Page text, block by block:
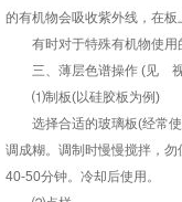
的有机物会吸收紫外线，在
有时对于特殊有机物使用
三、薄层色谱操作 (见
⑴制板(以硅胶板为例)
选择合适的玻璃板(经常
调成糊。调制时慢慢搅拌，
40-50分钟。冷却后使用。